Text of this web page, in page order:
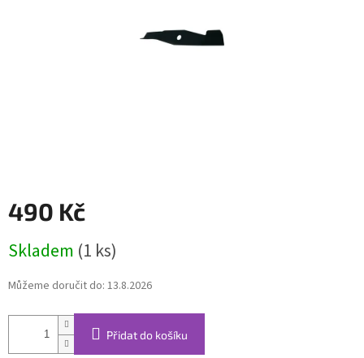
490 Kč
cena:
Skladem (1 ks)
Můžeme doručit do: 13.8.2026
Přidat do košíku